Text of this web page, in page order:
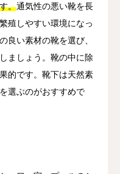
。通気性の悪い靴を長
殖しやすい環境になっ
良い素材の靴を選び、
ましょう。靴の中に除
的です。靴下は天然素
選ぶのがおすすめで